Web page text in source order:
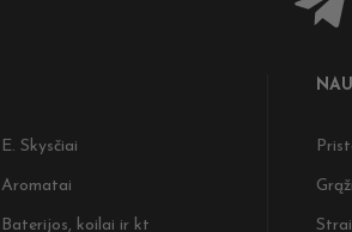
E. Skysčiai
Aromatai
Baterijos, koilai ir kt